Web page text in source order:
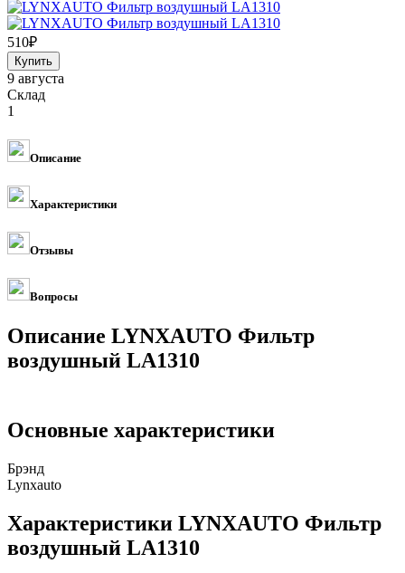
510₽
9 августа
Склад
1
Описание
Характеристики
Отзывы
Вопросы
Описание LYNXAUTO Фильтр
воздушный LA1310
Основные характеристики
Брэнд
Lynxauto
Характеристики LYNXAUTO Фильтр
воздушный LA1310